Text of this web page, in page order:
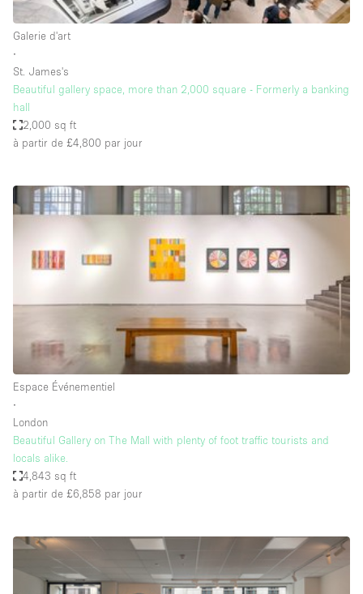
Entrepôt / Espace Stockage / Box
Espace Atypique / Unique
Espace Publicitaire
Espace Événementiel
Galerie d'art
Lobby / Accueil
Maison / Villa / Hôtel Particulier
Restaurant / Bar / Café
Salle de Conférence
Salle de Réunion
Studio Photo / Tournage
Étal de Marché
Caractéristiques de l'espace
Accès aux handicapés
Galerie d'art
∙
St. James's
Beautiful gallery space, more than 2,000 square - Formerly a banking
hall
2,000 sq ft
à partir de £4,800 par jour
Espace Événementiel
∙
London
Beautiful Gallery on The Mall with plenty of foot traffic tourists and
locals alike.
4,843 sq ft
à partir de £6,858 par jour